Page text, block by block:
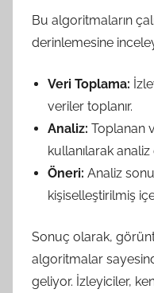
Bu algoritmaların
derinlemesine
Veri Toplama:
veriler toplanır.
Analiz: Toplanan
kullanılarak analiz
Öneri: Analiz
kişiselleştirilmiş
Sonuç olarak,
algoritmalar
geliyor. İzleyiciler,